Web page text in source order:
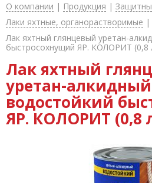
О компании | Продукция |
Лаки яхтные, органорастворимые |
Лак яхтный глянцевый уретан-
быстросохнущий ЯР. КОЛОРИТ (0,8
Лак яхтный
уретан-алкидный
водостойкий
ЯР. КОЛОРИТ (0,8